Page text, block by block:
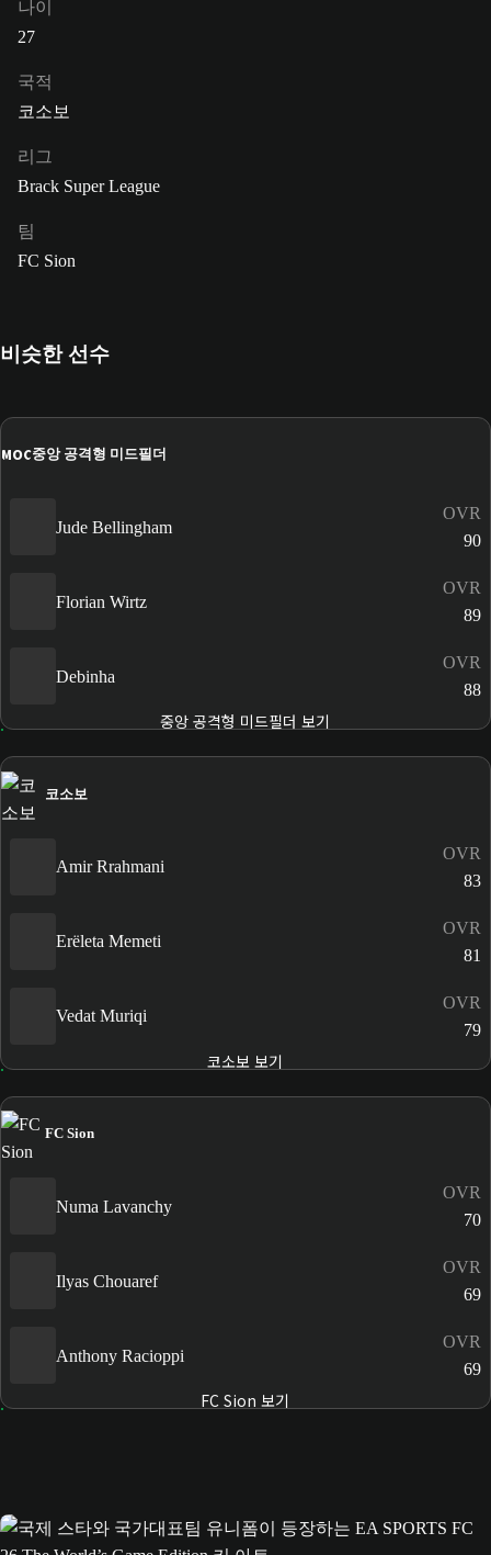
나이
27
국적
코소보
리그
Brack Super League
팀
FC Sion
비슷한 선수
MOC중앙 공격형 미드필더
Jude Bellingham
OVR
90
Florian Wirtz
OVR
89
Debinha
OVR
88
중앙 공격형 미드필더 보기
코소보
Amir Rrahmani
OVR
83
Erëleta Memeti
OVR
81
Vedat Muriqi
OVR
79
코소보 보기
FC Sion
Numa Lavanchy
OVR
70
Ilyas Chouaref
OVR
69
Anthony Racioppi
OVR
69
FC Sion 보기